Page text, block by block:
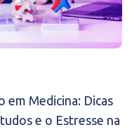
em Medicina: Dicas
e o Estresse na